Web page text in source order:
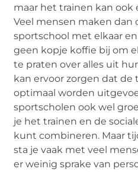
maar het trainen kan ook
Veel mensen maken dan
sportschool met elkaar
geen kopje koffie bij om
te praten over alles uit
kan ervoor zorgen dat
optimaal worden
sportscholen ook wel
je het trainen en de
kunt combineren. Maar
sta je vaak met veel
er weinig sprake van